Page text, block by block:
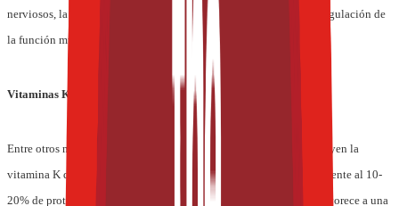
nerviosos, la regulación de encimas, la secreción de insulina y la regulación de
la función muscular.
Vitaminas K y D, manganeso y magnesio
Entre otros nutrientes elegidos para fortalecer la salud ósea se incluyen la
vitamina K que ayuda a la producción de osteocalcina (correspondiente al 10-
20% de proteína no colagenosa en los huesos); el magnesio, que favorece a una